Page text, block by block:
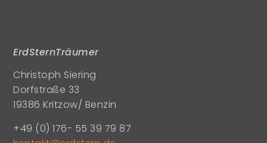
ErdSternTräumer
Christoph Siering
Dorfstraße 33
19386 Kritzow/ Benzin
+49 (0) 176- 55 39 79 87